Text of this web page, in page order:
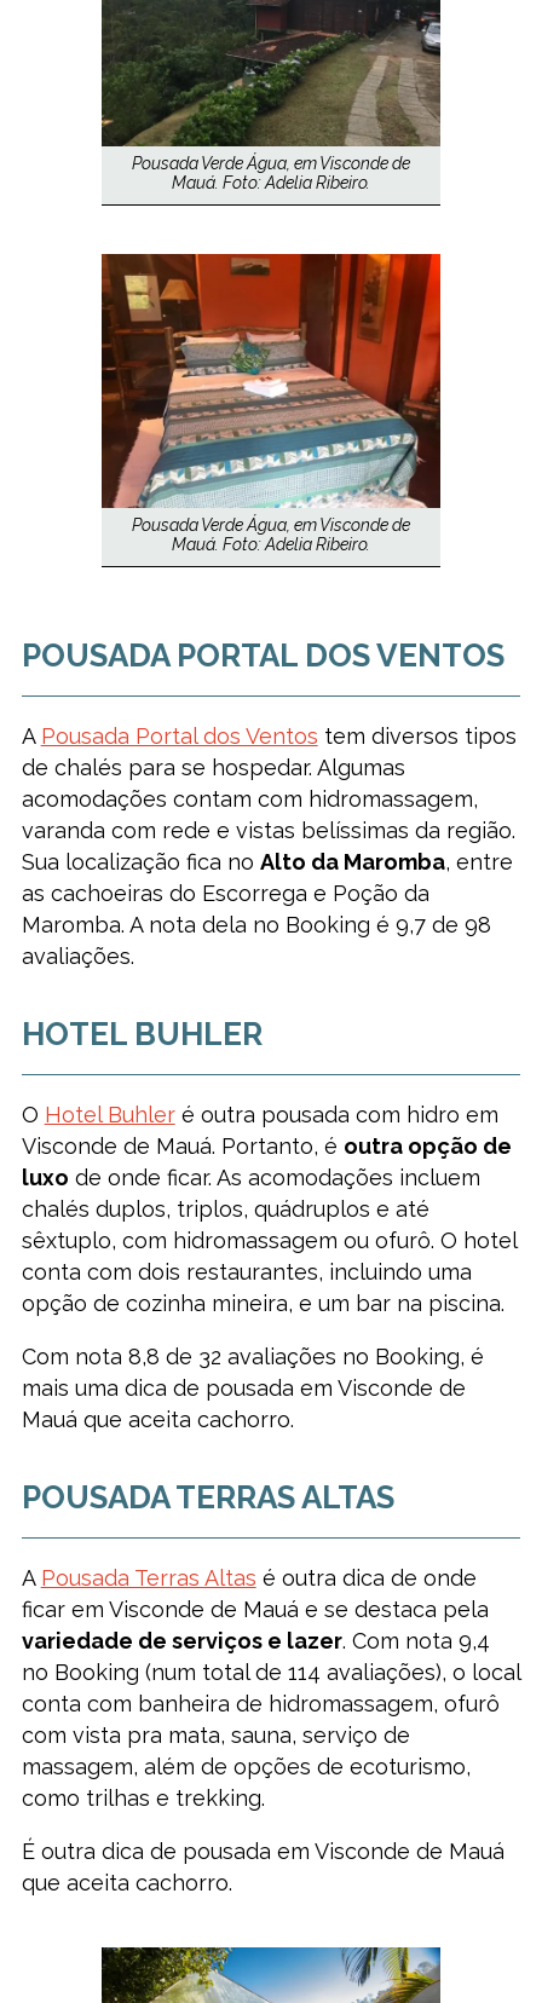
Pousada Verde Água, em Visconde de
Mauá. Foto: Adelia Ribeiro.
Pousada Verde Água, em Visconde de
Mauá. Foto: Adelia Ribeiro.
POUSADA PORTAL DOS VENTOS
A Pousada Portal dos Ventos tem diversos tipos
de chalés para se hospedar. Algumas
acomodações contam com hidromassagem,
varanda com rede e vistas belíssimas da região.
Sua localização fica no Alto da Maromba, entre
as cachoeiras do Escorrega e Poção da
Maromba. A nota dela no Booking é 9,7 de 98
avaliações.
HOTEL BUHLER
O Hotel Buhleré outra pousada com hidro em
Visconde de Mauá. Portanto, é outra opção de
luxo de onde ficar. As acomodações incluem
chalés duplos, triplos, quádruplos e até
sêxtuplo, com hidromassagem ou ofurô. O hotel
conta com dois restaurantes, incluindo uma
opção de cozinha mineira, e um bar na piscina.
Com nota 8,8 de 32 avaliações no Booking, é
mais uma dica de pousada em Visconde de
Mauá que aceita cachorro.
POUSADA TERRAS ALTAS
A Pousada Terras Altas é outra dica de onde
ficar em Visconde de Mauá e se destaca pela
variedade de serviços e lazer. Com nota 9,4
no Booking (num total de 114 avaliações), o local
conta com banheira de hidromassagem, ofurô
com vista pra mata, sauna, serviço de
massagem, além de opções de ecoturismo,
como trilhas e trekking.
É outra dica de pousada em Visconde de Mauá
que aceita cachorro.